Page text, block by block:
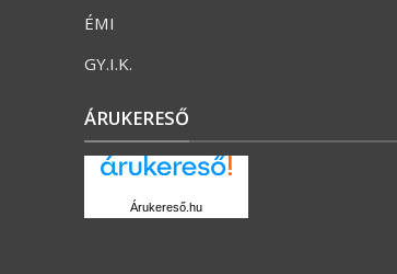
ÉMI
GY.I.K.
ÁRUKERESŐ
Árukereső.hu